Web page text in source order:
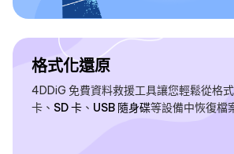
格式化還原
4DDiG 免費資料救援工具讓您輕鬆從格
卡、 SD 卡 、 USB 隨身碟等設備中恢復檔